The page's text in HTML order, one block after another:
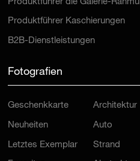
Produktführer Kaschierungen
B2B-Dienstleistungen
Neuheiten
Letztes Exemplar
Favoriten
Auto
Strand
Abstrakt